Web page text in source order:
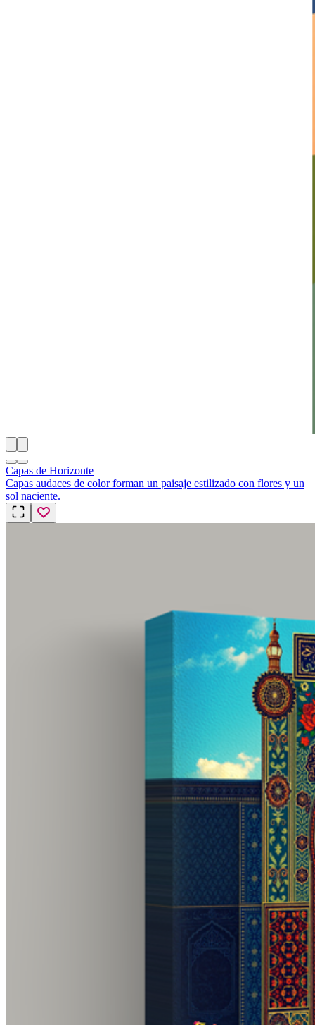
Capas de Horizonte
Capas audaces de color forman un paisaje estilizado con flores y un
sol naciente.